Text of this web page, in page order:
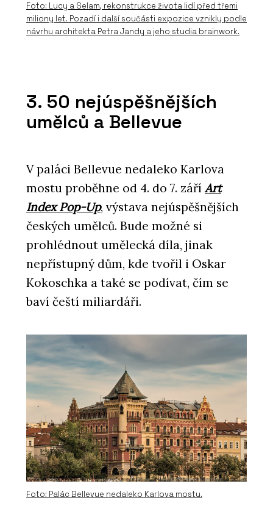
Foto: Lucy a Selam, rekonstrukce života lidí před třemi
miliony let. Pozadí i další součásti expozice vznikly podle
návrhu architekta Petra Jandy a jeho studia brainwork.
3. 50 nejúspěšnějších
umělců a Bellevue
V paláci Bellevue nedaleko Karlova
mostu proběhne od 4. do 7. záříArt
Index Pop-Up, výstava nejúspěšnějších
českých umělců. Bude možné si
prohlédnout umělecká díla, jinak
nepřístupný dům, kde tvořil i Oskar
Kokoschka a také se podívat, čím se
baví čeští miliardáři.
Foto: Palác Bellevue nedaleko Karlova mostu.